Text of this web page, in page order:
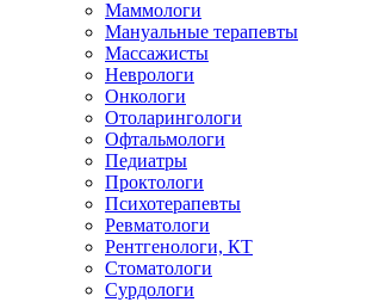
Маммологи
Мануальные терапевты
Массажисты
Неврологи
Онкологи
Отоларингологи
Офтальмологи
Педиатры
Проктологи
Психотерапевты
Ревматологи
Рентгенологи, КТ
Стоматологи
Сурдологи